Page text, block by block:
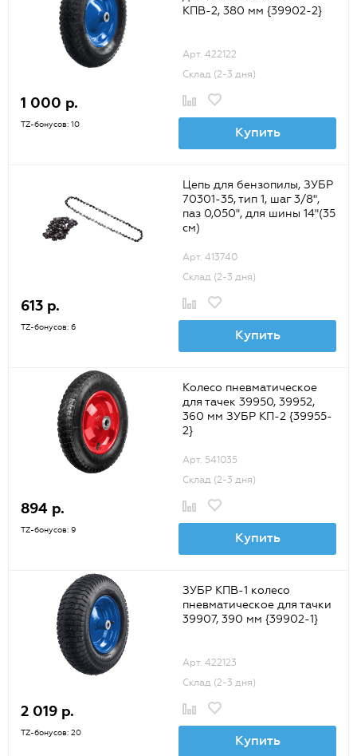
КПВ-2, 380 мм {39902-2}
Арт. 422122
Склад (2-3 дня)
1 000 р.
TZ-бонусов: 10 Купить
Цепь для бензопилы, ЗУБР
70301-35, тип 1, шаг 3/8",
паз 0,050", для шины 14"(35
см)
Арт. 413740
Склад (2-3 дня)
613 р.
TZ-бонусов: 6 Купить
Колесо пневматическое
для тачек 39950, 39952,
360 мм ЗУБР КП-2 {39955-
2}
Арт. 541035
Склад (2-3 дня)
894 р.
TZ-бонусов: 9 Купить
ЗУБР КПВ-1 колесо
пневматическое для тачки
39907, 390 мм {39902-1}
Арт. 422123
Склад (2-3 дня)
2 019 р.
TZ-бонусов: 20 Купить